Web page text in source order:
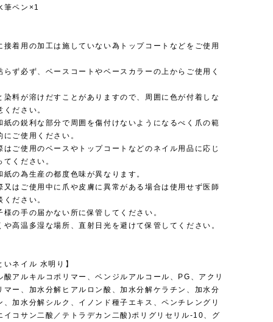
筆ペン×1
接着用の加工は施していない為トップコートなどをご使用
らず必ず、ベースコートやベースカラーの上からご使用く
染料が溶けだすことがありますので、周囲に色が付着しな
ださい。
紙の鋭利な部分で周囲を傷付けないようになるべく爪の範
にご使用ください。
はご使用のベースやトップコートなどのネイル用品に応じ
ください。
紙の為生産の都度色味が異なります。
又はご使用中に爪や皮膚に異常がある場合は使用せず医師
ださい。
様の手の届かない所に保管してください。
や高温多湿な場所、直射日光を避けて保管してください。
いネイル 水明り】
酸アルキルコポリマー、ベンジルアルコール、PG、アクリ
マー、加水分解ヒアルロン酸、加水分解ケラチン、加水分
、加水分解シルク、イノンド種子エキス、ペンチレングリ
イコサン二酸／テトラデカン二酸)ポリグリセリル-10、グ